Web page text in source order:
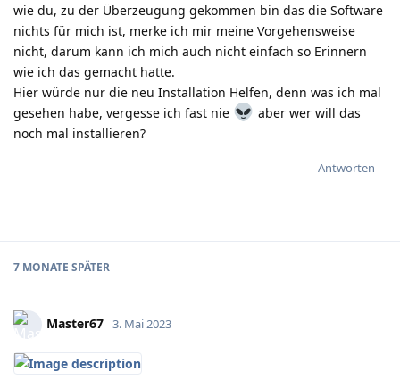
wie du, zu der Überzeugung gekommen bin das die Software
nichts für mich ist, merke ich mir meine Vorgehensweise
nicht, darum kann ich mich auch nicht einfach so Erinnern
wie ich das gemacht hatte.
Hier würde nur die neu Installation Helfen, denn was ich mal
gesehen habe, vergesse ich fast nie
️ aber wer will das
noch mal installieren?
Antworten
7 MONATE SPÄTER
Master67 3. Mai 2023